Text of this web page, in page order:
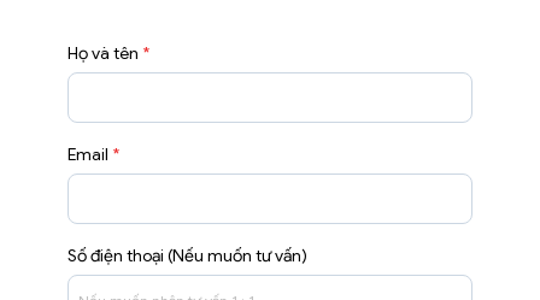
Họ và tên *
Email *
Số điện thoại (Nếu muốn tư vấn)